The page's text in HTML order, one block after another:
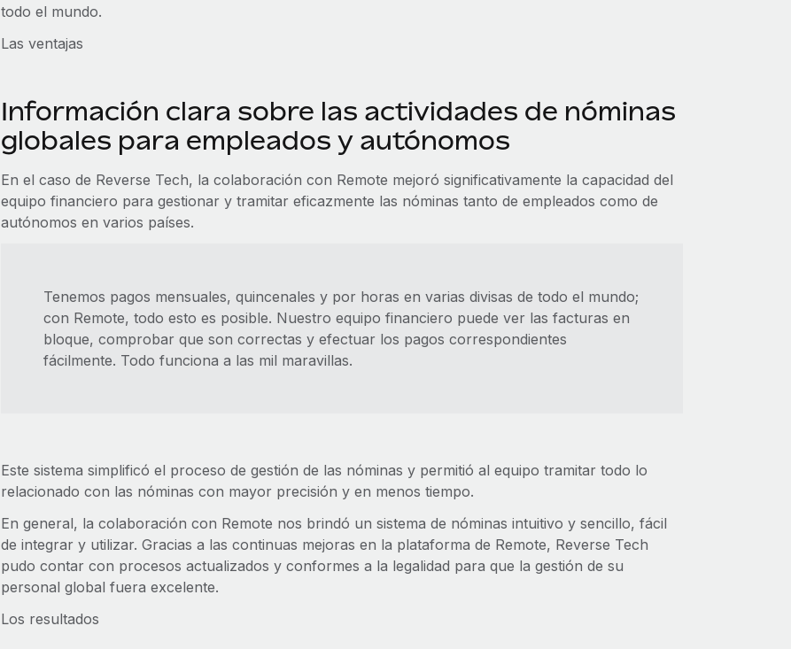
todo el mundo.
Las ventajas
Información clara sobre las actividades de nóminas
globales para empleados y autónomos
En el caso de Reverse Tech, la colaboración con Remote mejoró significativamente la capacidad del
equipo financiero para gestionar y tramitar eficazmente las nóminas tanto de empleados como de
autónomos en varios países.
Tenemos pagos mensuales, quincenales y por horas en varias divisas de todo el mundo;
con Remote, todo esto es posible. Nuestro equipo financiero puede ver las facturas en
bloque, comprobar que son correctas y efectuar los pagos correspondientes
fácilmente. Todo funciona a las mil maravillas.
Este sistema simplificó el proceso de gestión de las nóminas y permitió al equipo tramitar todo lo
relacionado con las nóminas con mayor precisión y en menos tiempo.
En general, la colaboración con Remote nos brindó un sistema de nóminas intuitivo y sencillo, fácil
de integrar y utilizar. Gracias a las continuas mejoras en la plataforma de Remote, Reverse Tech
pudo contar con procesos actualizados y conformes a la legalidad para que la gestión de su
personal global fuera excelente.
Los resultados